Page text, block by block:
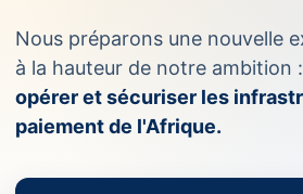
Nous préparons une nouvelle
à la hauteur de notre ambition :
opérer et sécuriser les
paiement de l'Afrique.